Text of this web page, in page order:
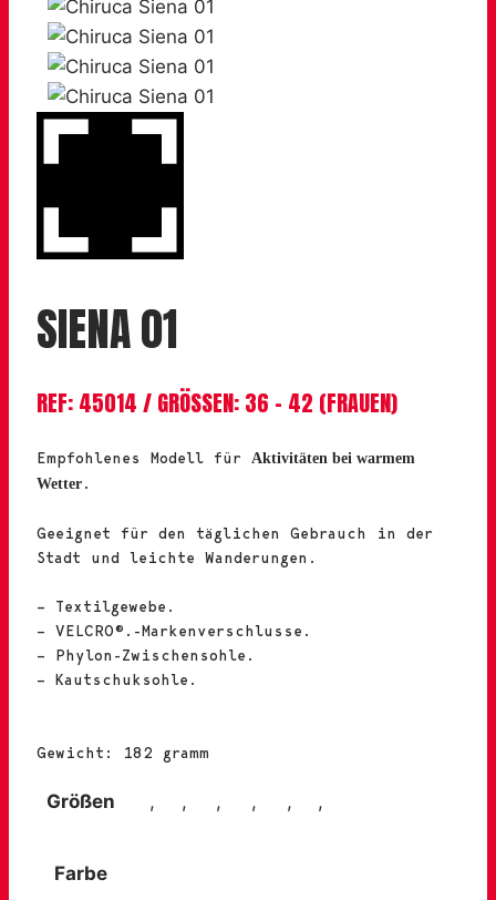
SIENA 01
REF: 45014 / GRÖSSEN: 36 – 42 (FRAUEN)
Empfohlenes Modell für Aktivitäten bei warmem
Wetter .
Geeignet für den täglichen Gebrauch in der
Stadt und leichte Wanderungen.
– Textilgewebe.
– VELCRO®.-Markenverschlusse.
– Phylon-Zwischensohle.
– Kautschuksohle.
Gewicht: 182 gramm
Größen , , , , , ,
Farbe